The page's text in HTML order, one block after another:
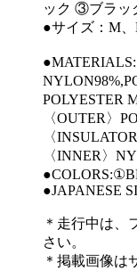
ック ③ブラッ
●サイズ：M
●MATERIALS:
POLYESTER
〈OUTER〉
〈
〈INNER〉
●JAPANESE
＊走行中は、
さい。
＊掲載画像は